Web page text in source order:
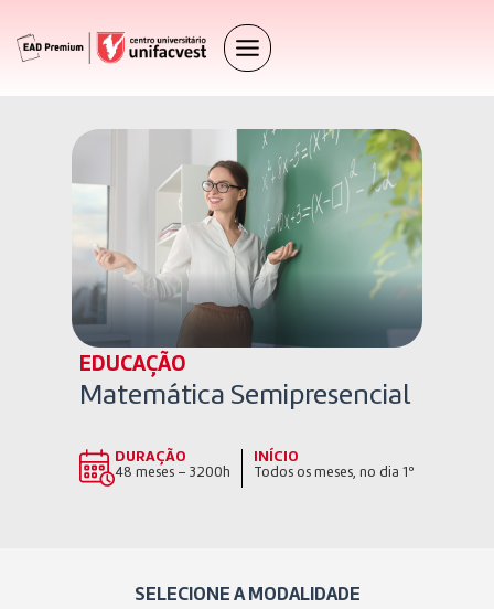
EDUCAÇÃO
Matemática Semipresencial
DURAÇÃO
48 meses – 3200h
INÍCIO
Todos os meses, no dia 1º
SELECIONE A MODALIDADE